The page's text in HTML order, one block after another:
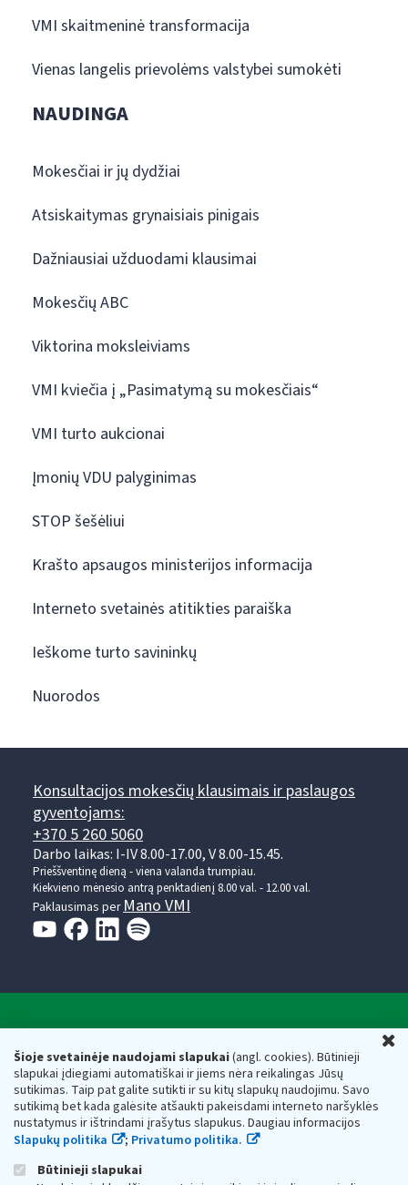
Šioje svetainėje naudojami slapukai(angl. cookies). Būtinieji
slapukai įdiegiami automatiškai ir jiems nėra reikalingas Jūsų
sutikimas. Taip pat galite sutikti ir su kitų slapukų naudojimu. Savo
sutikimą bet kada galėsite atšaukti pakeisdami interneto naršyklės
nustatymus ir ištrindami įrašytus slapukus. Daugiau informacijos
Slapukų politika
; Privatumo politika.
Būtinieji slapukai
VMI skaitmeninė transformacija
Vienas langelis prievolėms valstybei sumokėti
NAUDINGA
Mokesčiai ir jų dydžiai
Atsiskaitymas grynaisiais pinigais
Dažniausiai užduodami klausimai
Mokesčių ABC
Viktorina moksleiviams
VMI kviečia į „Pasimatymą su mokesčiais“
VMI turto aukcionai
Įmonių VDU palyginimas
STOP šešėliui
Krašto apsaugos ministerijos informacija
Interneto svetainės atitikties paraiška
Ieškome turto savininkų
Nuorodos
Konsultacijos mokesčių klausimais ir paslaugos
gyventojams:
+370 5 260 5060
Darbo laikas: I-IV 8.00-17.00, V 8.00-15.45.
Prieššventinę dieną - viena valanda trumpiau.
Kiekvieno mėnesio antrą penktadienį 8.00 val. - 12.00 val.
Paklausimas per Mano VMI
Respublikos finansų ministerijos
Biudžetinė įstaiga. Juridinio asmens kodas — 188659752,
adresas: Vasario 16-osios g. 14, 01107 Vilnius, Lietuva, el.paštas:
vmi@vmi.lt, E. pristatymo dėžutės adresas 188659752
Duomenys apie Valstybinę mokesčių inspekciją prie Lietuvos
Respublikos finansų ministerijos kaupiami ir saugomi Juridinių